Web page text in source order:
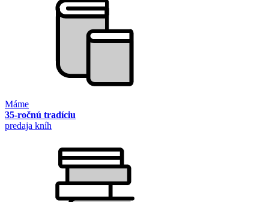
Máme
35-ročnú tradíciu
predaja kníh